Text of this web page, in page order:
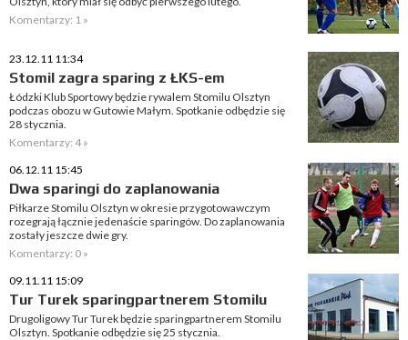
Komentarzy: 1 »
23.12.11 11:34
Stomil zagra sparing z ŁKS-em
Łódzki Klub Sportowy będzie rywalem Stomilu Olsztyn
podczas obozu w Gutowie Małym. Spotkanie odbędzie się
28 stycznia.
Komentarzy: 4 »
06.12.11 15:45
Dwa sparingi do zaplanowania
Piłkarze Stomilu Olsztyn w okresie przygotowawczym
rozegrają łącznie jedenaście sparingów. Do zaplanowania
zostały jeszcze dwie gry.
Komentarzy: 0 »
09.11.11 15:09
Tur Turek sparingpartnerem Stomilu
Drugoligowy Tur Turek będzie sparingpartnerem Stomilu
Olsztyn. Spotkanie odbędzie się 25 stycznia.